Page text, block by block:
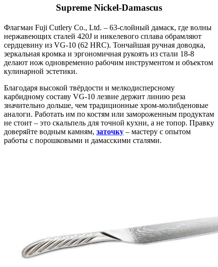
Supreme Nickel‑Damascus
Флагман Fuji Cutlery Co., Ltd. – 63‑слойный дамаск, где волны
нержавеющих сталей 420J и никелевого сплава обрамляют
сердцевину из VG‑10 (62 HRC). Тончайшая ручная доводка,
зеркальная кромка и эргономичная рукоять из стали 18‑8
делают нож одновременно рабочим инструментом и объектом
кулинарной эстетики.
Благодаря высокой твёрдости и мелкодисперсному
карбидному составу VG‑10 лезвие держит линию реза
значительно дольше, чем традиционные хром‑молибденовые
аналоги. Работать им по костям или замороженным продуктам
не стоит – это скальпель для точной кухни, а не топор. Правку
доверяйте водным камням, заточку – мастеру с опытом
работы с порошковыми и дамасскими сталями.